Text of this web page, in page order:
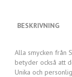
BESKRIVNING
Alla smycken från
betyder också att
Unika och